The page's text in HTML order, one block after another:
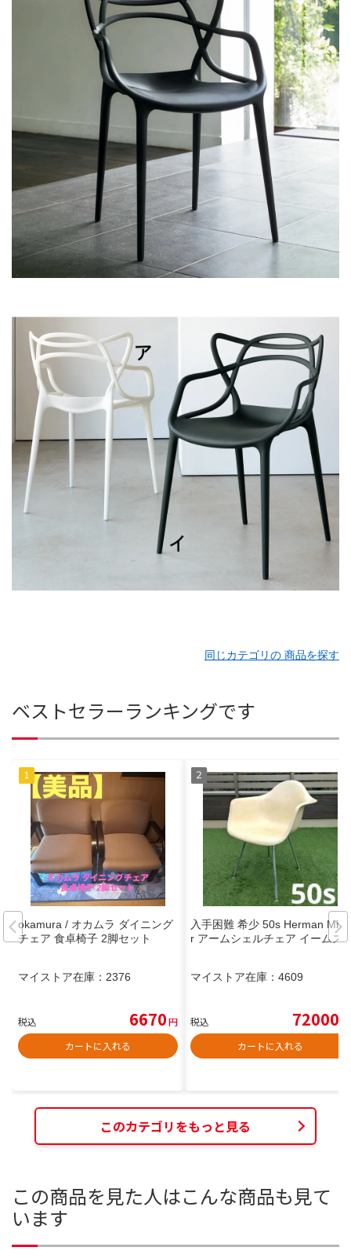
同じカテゴリの 商品を探す
ベストセラーランキングです
okamura / オカムラ ダイニング
チェア 食卓椅子 2脚セット
マイストア在庫： 2376
税込 6670円
カートに入れる
入手困難 希少 50s Herman Mille
r アームシェルチェア イームズ
マイストア在庫： 4609
税込 72000
カートに入れる
このカテゴリをもっと見る
この商品を見た人はこんな商品も見て
います